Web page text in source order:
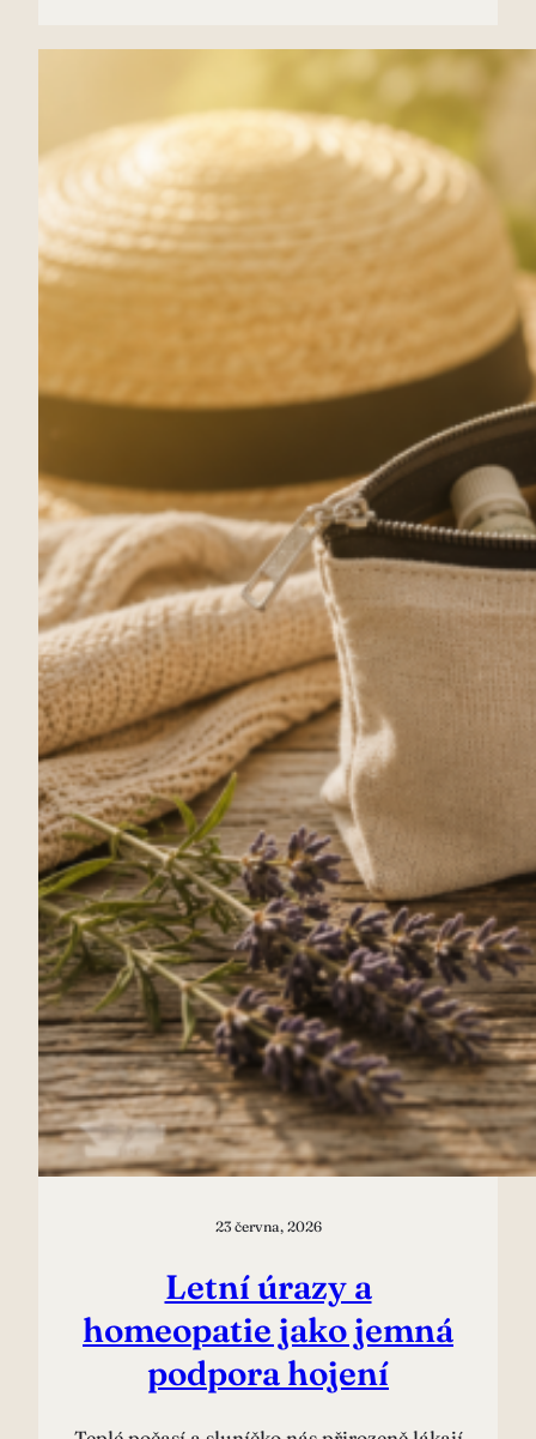
23 června, 2026
Letní úrazy a
homeopatie jako jemná
podpora hojení